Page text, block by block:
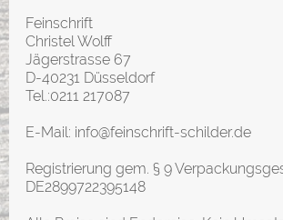
Feinschrift
Christel Wolff
Jägerstrasse 67
D-40231 Düsseldorf
Tel.:0211 217087
E-Mail: info@feinschrift-schilder.de
Registrierung gem. § 9
DE2899722395148